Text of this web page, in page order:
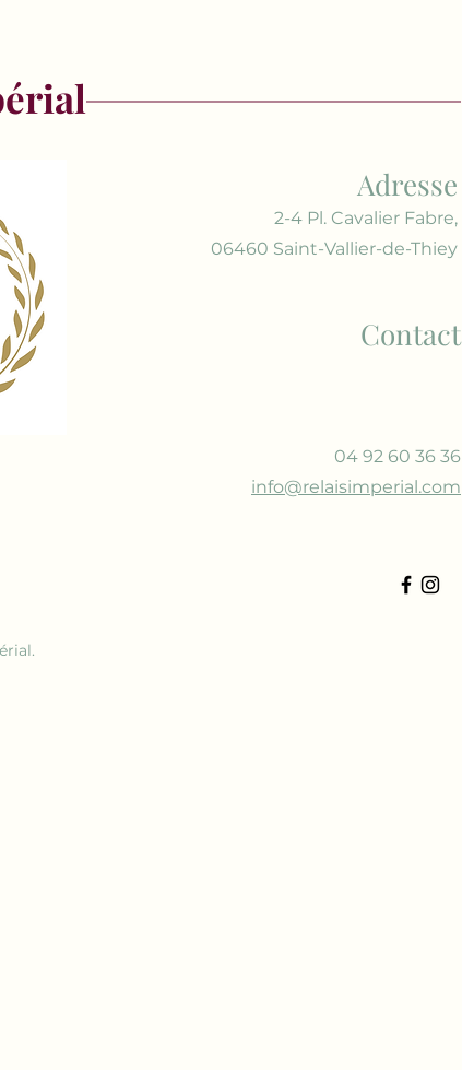
Adresse
2-4 Pl. Cavalier Fabre,
06460 Saint-Vallier-de-Thiey
Contact
04 92 60 36 36
info@relaisimperial.com